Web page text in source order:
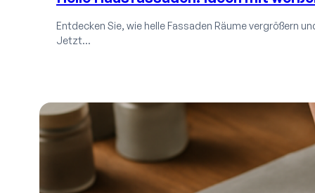
Entdecken Sie, wie helle Fassaden Räume vergrößern
Jetzt…